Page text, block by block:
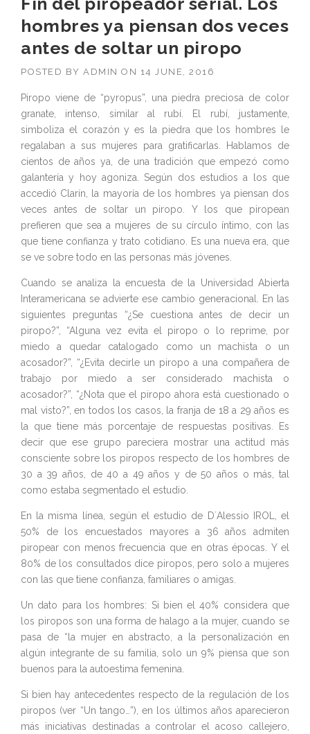
hombres ya piensan dos veces
antes de soltar un piropo
POSTED BY ADMIN ON 14 JUNE, 2016
Piropo viene de “pyropus”, una piedra preciosa de color
granate, intenso, similar al rubí. El rubí, justamente,
simboliza el corazón y es la piedra que los hombres le
regalaban a sus mujeres para gratificarlas. Hablamos de
cientos de años ya, de una tradición que empezó como
galantería y hoy agoniza. Según dos estudios a los que
accedió Clarín, la mayoría de los hombres ya piensan dos
veces antes de soltar un piropo. Y los que piropean
prefieren que sea a mujeres de su círculo íntimo, con las
que tiene confianza y trato cotidiano. Es una nueva era, que
se ve sobre todo en las personas más jóvenes.
Cuando se analiza la encuesta de la Universidad Abierta
Interamericana se advierte ese cambio generacional. En las
siguientes preguntas “¿Se cuestiona antes de decir un
piropo?”, “Alguna vez evita el piropo o lo reprime, por
miedo a quedar catalogado como un machista o un
acosador?”, “¿Evita decirle un piropo a una compañera de
trabajo por miedo a ser considerado machista o
acosador?”, “¿Nota que el piropo ahora está cuestionado o
mal visto?”, en todos los casos, la franja de 18 a 29 años es
la que tiene más porcentaje de respuestas positivas. Es
decir que ese grupo pareciera mostrar una actitud más
consciente sobre los piropos respecto de los hombres de
30 a 39 años, de 40 a 49 años y de 50 años o más, tal
como estaba segmentado el estudio.
En la misma línea, según el estudio de D´Alessio IROL, el
50% de los encuestados mayores a 36 años admiten
piropear con menos frecuencia que en otras épocas. Y el
80% de los consultados dice piropos, pero solo a mujeres
con las que tiene confianza, familiares o amigas.
Un dato para los hombres: Si bien el 40% considera que
los piropos son una forma de halago a la mujer, cuando se
pasa de “la mujer en abstracto, a la personalización en
algún integrante de su familia, solo un 9% piensa que son
buenos para la autoestima femenina.
Si bien hay antecedentes respecto de la regulación de los
piropos (ver “Un tango…”), en los últimos años aparecieron
más iniciativas destinadas a controlar el acoso callejero,